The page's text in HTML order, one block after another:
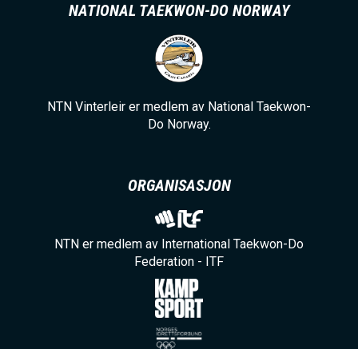
NATIONAL TAEKWON-DO NORWAY
NTN Vinterleir er medlem av National Taekwon-
Do Norway.
ORGANISASJON
NTN er medlem av International Taekwon-Do
Federation - ITF